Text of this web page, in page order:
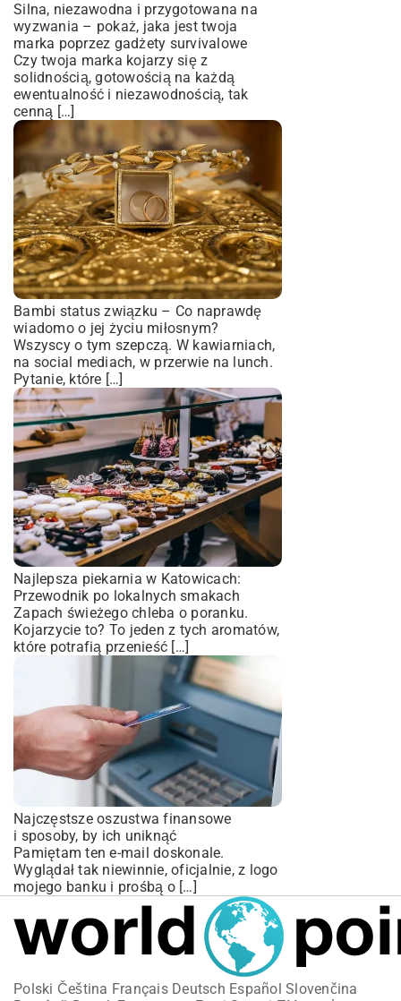
Silna, niezawodna i przygotowana na
wyzwania – pokaż, jaka jest twoja
marka poprzez gadżety survivalowe
Czy twoja marka kojarzy się z
solidnością, gotowością na każdą
ewentualność i niezawodnością, tak
cenną […]
Bambi status związku – Co naprawdę
wiadomo o jej życiu miłosnym?
Wszyscy o tym szepczą. W kawiarniach,
na social mediach, w przerwie na lunch.
Pytanie, które […]
Najlepsza piekarnia w Katowicach:
Przewodnik po lokalnych smakach
Zapach świeżego chleba o poranku.
Kojarzycie to? To jeden z tych aromatów,
które potrafią przenieść […]
Najczęstsze oszustwa finansowe
i sposoby, by ich uniknąć
Pamiętam ten e-mail doskonale.
Wyglądał tak niewinnie, oficjalnie, z logo
mojego banku i prośbą o […]
Polski Čeština Français Deutsch Español Slovenčina